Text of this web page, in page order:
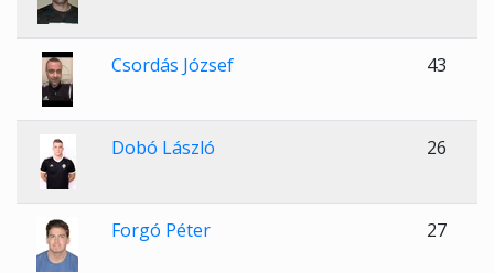
Csordás József 43
Dobó László 26
Forgó Péter 27